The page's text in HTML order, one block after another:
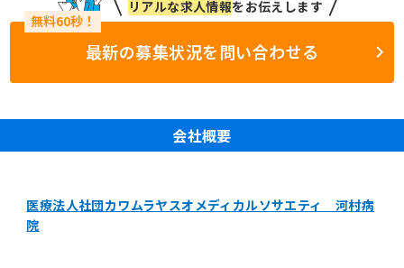
リアルな求人情報をお伝えします
最新の募集状況を問い合わせる
会社概要
医療法人社団カワムラヤスオメディカルソサエティ 河村病
院